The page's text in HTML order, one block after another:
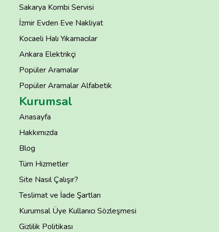
Sakarya Kombi Servisi
İzmir Evden Eve Nakliyat
Kocaeli Halı Yıkamacılar
Ankara Elektrikçi
Popüler Aramalar
Popüler Aramalar Alfabetik
Kurumsal
Anasayfa
Hakkımızda
Blog
Tüm Hizmetler
Site Nasıl Çalışır?
Teslimat ve İade Şartları
Kurumsal Üye Kullanıcı Sözleşmesi
Gizlilik Politikası